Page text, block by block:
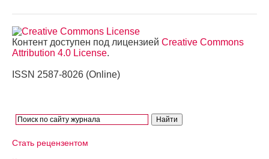
Контент доступен под лицензией Creative Commons
Attribution 4.0 License.
ISSN 2587-8026 (Online)
Стать рецензентом